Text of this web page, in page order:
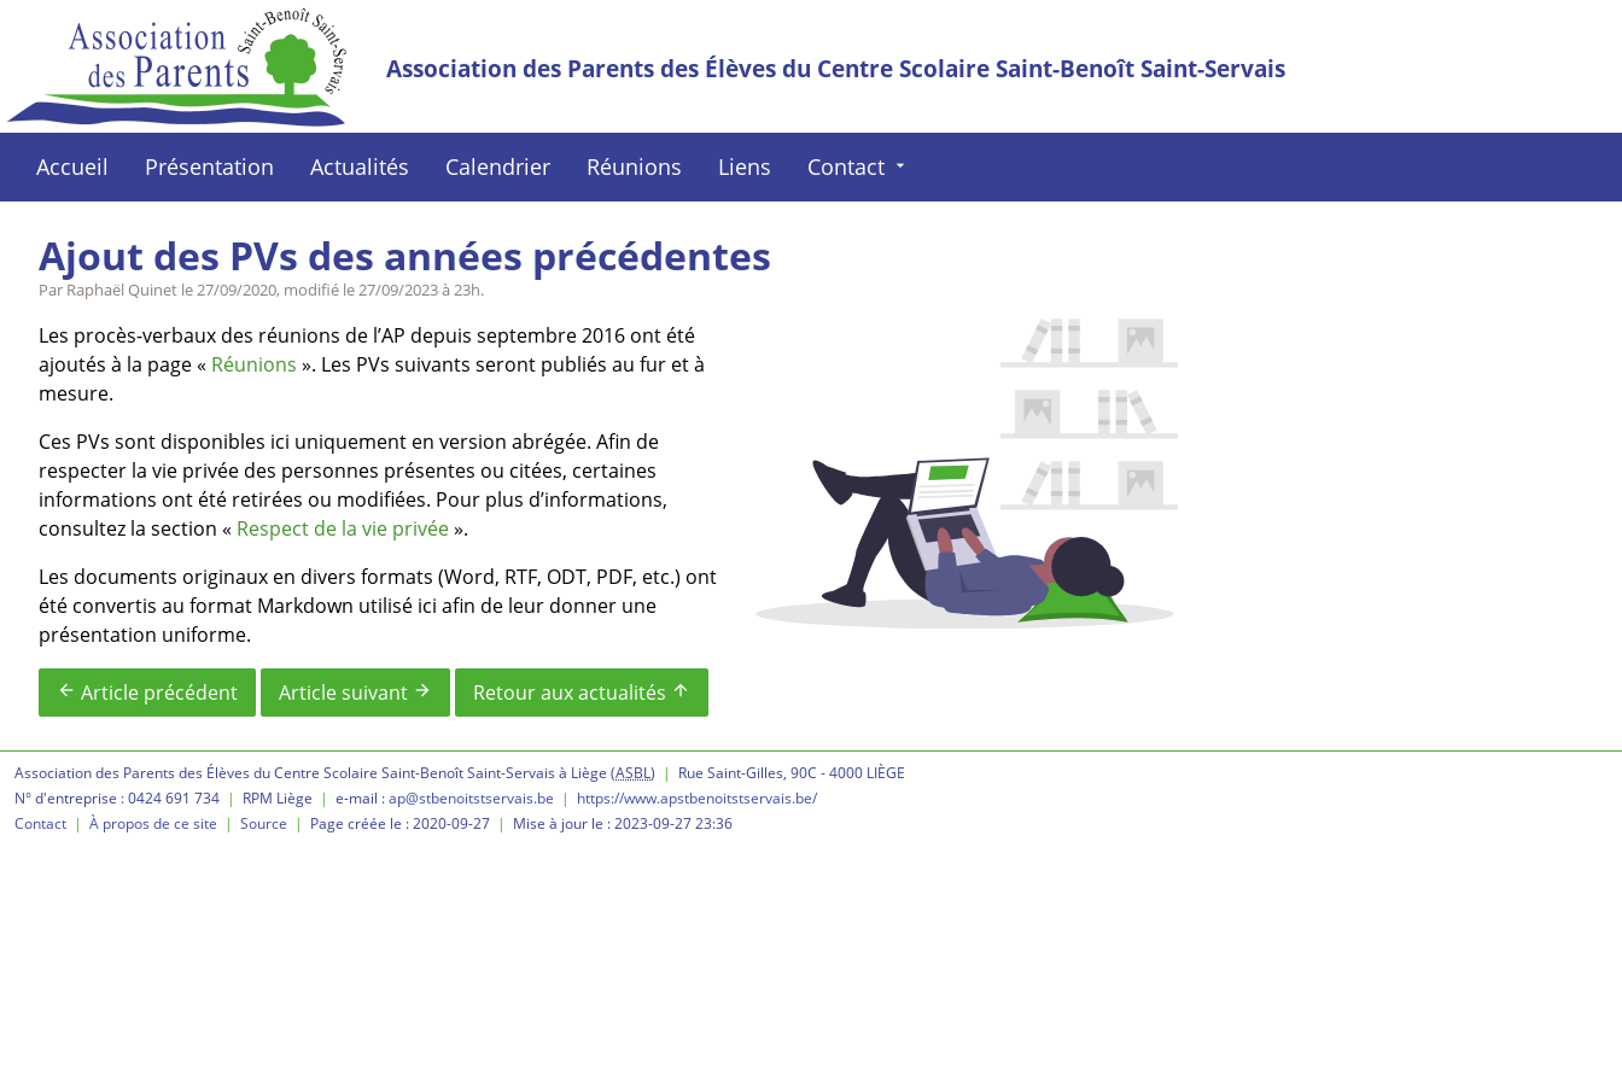
Association des Parents des Élèves du Centre Scolaire Saint-Benoît Saint-Servais
Accueil Présentation Actualités Calendrier Réunions Liens Contact arrow_drop_down
Ajout des PVs des années précédentes
Par Raphaël Quinet le27/09/2020, modifié le27/09/2023 à 23h.
Les procès-verbaux des réunions de l’AP depuis septembre 2016 ont été
ajoutés à la page « Réunions ». Les PVs suivants seront publiés au fur et à
mesure.
Ces PVs sont disponibles ici uniquement en version abrégée. Afin de
respecter la vie privée des personnes présentes ou citées, certaines
informations ont été retirées ou modifiées. Pour plus d’informations,
consultez la section « Respect de la vie privée».
Les documents originaux en divers formats (Word, RTF, ODT, PDF, etc.) ont
été convertis au format Markdown utilisé ici afin de leur donner une
présentation uniforme.
arrow_back Article précédent Article suivant arrow_forward Retour aux actualités arrow_upward
Association des Parents des Élèves du Centre Scolaire Saint-Benoît Saint-Servais à Liège (ASBL) | Rue Saint-Gilles, 90C - 4000 LIÈGE
N° d'entreprise : 0424 691 734 | RPM Liège | e-mail :ap@stbenoitstservais.be | https://www.apstbenoitstservais.be/
Contact | À propos de ce site | Source | Page créée le :2020-09-27 | Mise à jour le :2023-09-27 23:36